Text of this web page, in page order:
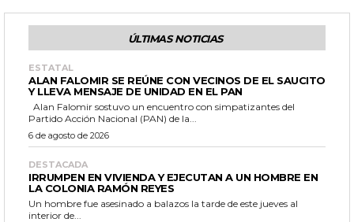
ÚLTIMAS NOTICIAS
ESTATAL
ALAN FALOMIR SE REÚNE CON VECINOS DE EL SAUCITO
Y LLEVA MENSAJE DE UNIDAD EN EL PAN
Partido Acción Nacional (PAN) de la...
6 de agosto de 2026
DESTACADA
IRRUMPEN EN VIVIENDA Y EJECUTAN A UN HOMBRE EN
LA COLONIA RAMÓN REYES
Un hombre fue asesinado a balazos la tarde de este jueves al
interior de...